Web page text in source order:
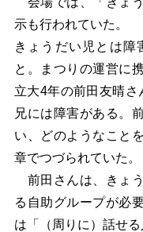
示も行われていた。
きょうだい児とは障
と。まつりの運営に
立大4年の前田友晴
兄には障害がある。
い、どのようなこと
章でつづられていた。
前田さんは、きょ
る自助グループが必
は「（周りに）話せ